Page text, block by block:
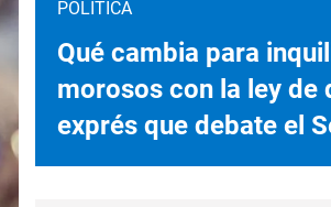
POLÍTICA
Qué cambia para
morosos con la ley de
exprés que debate el